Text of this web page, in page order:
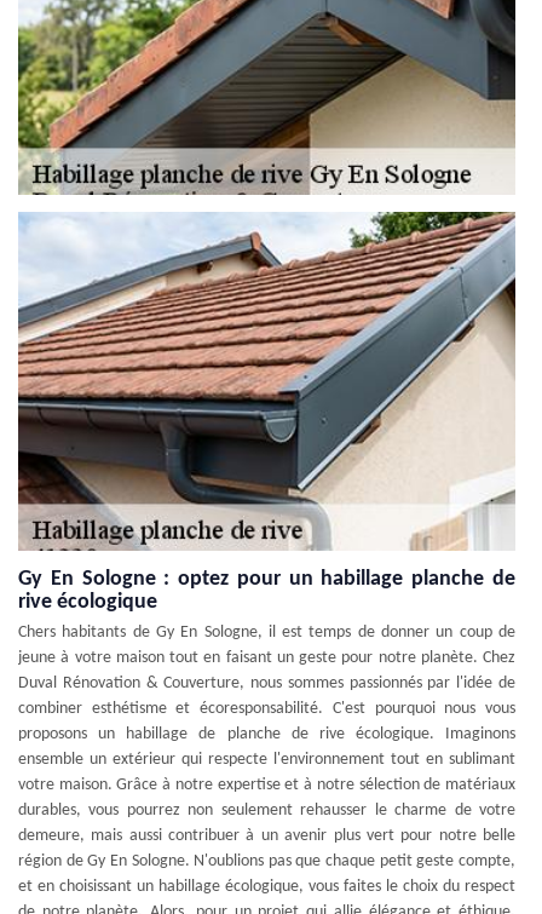
Gy En Sologne : optez pour un habillage planche de
rive écologique
Chers habitants de Gy En Sologne, il est temps de donner un coup de
jeune à votre maison tout en faisant un geste pour notre planète. Chez
Duval Rénovation & Couverture, nous sommes passionnés par l'idée de
combiner esthétisme et écoresponsabilité. C'est pourquoi nous vous
proposons un habillage de planche de rive écologique. Imaginons
ensemble un extérieur qui respecte l'environnement tout en sublimant
votre maison. Grâce à notre expertise et à notre sélection de matériaux
durables, vous pourrez non seulement rehausser le charme de votre
demeure, mais aussi contribuer à un avenir plus vert pour notre belle
région de Gy En Sologne. N'oublions pas que chaque petit geste compte,
et en choisissant un habillage écologique, vous faites le choix du respect